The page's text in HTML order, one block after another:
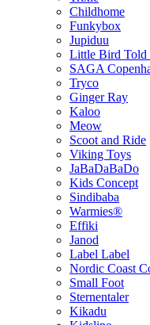
Childhome
Funkybox
Jupiduu
Little Bird Told
SAGA
Tryco
Ginger Ray
Kaloo
Meow
Scoot and Ride
Viking Toys
JaBaDaBaDo
Kids Concept
Sindibaba
Warmies®
Effiki
Janod
Label Label
Nordic Coast
Small Foot
Sternentaler
Kikadu